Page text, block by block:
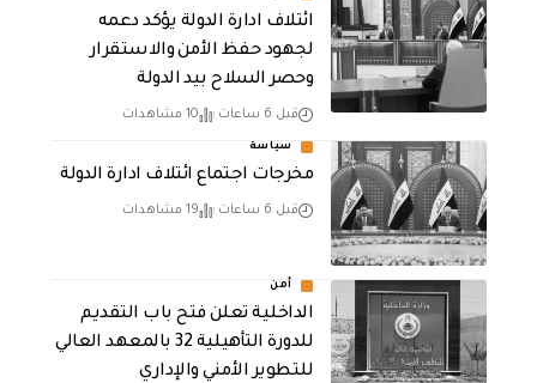
ائتلاف ادارة الدولة يؤكد دعمه
لجهود حفظ الأمن والاستقرار
وحصر السلاح بيد الدولة
قبل 6 ساعات 10 مشاهدات
سياسة
مخرجات اجتماع ائتلاف ادارة الدولة
قبل 6 ساعات 19 مشاهدات
أمن
الداخلية تعلن فتح باب التقديم
للدورة التأهيلية 32 بالمعهد العالي
للتطوير الأمني والإداري